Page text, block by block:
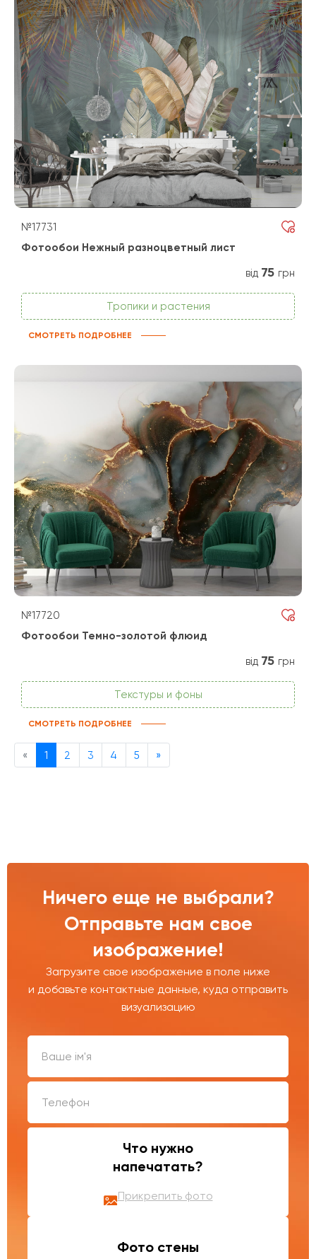
№17731
Фотообои Нежный разноцветный лист
від 75 грн
Тропики и растения
СМОТРЕТЬ ПОДРОБНЕЕ
№17720
Фотообои Темно-золотой флюид
від 75 грн
Текстуры и фоны
СМОТРЕТЬ ПОДРОБНЕЕ
« Previous
1 2 3 4 5 »Next
Ничего еще не выбрали?
Отправьте нам свое
изображение!
Загрузите свое изображение в поле ниже
и добавьте контактные данные, куда отправить
визуализацию
Что нужно
напечатать?
Прикрепить фото
Фото стены